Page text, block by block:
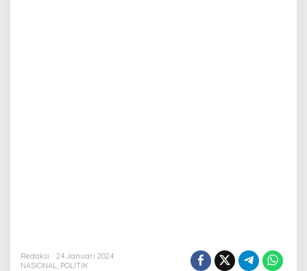
Redaksi
24 Januari 2024
NASIONAL, POLITIK